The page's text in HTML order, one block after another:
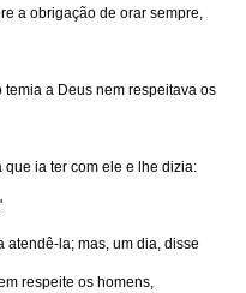
a obrigação de orar sempre,
a Deus nem respeitava os
ia ter com ele e lhe dizia:
atendê-la; mas, um dia, disse
respeite os homens,